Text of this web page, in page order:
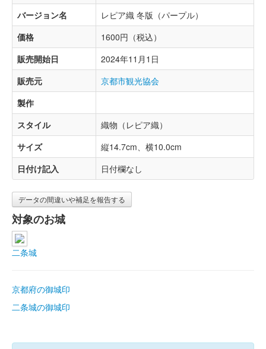
バージョン名
レピア織 冬版（パープル）
価格
1600円（税込）
販売開始日
2024年11月1日
販売元
京都市観光協会
製作
スタイル
織物（レピア織）
サイズ
縦14.7cm、横10.0cm
日付け記入
日付欄なし
データの間違いや補足を報告する
対象のお城
二条城
京都府の御城印
二条城の御城印